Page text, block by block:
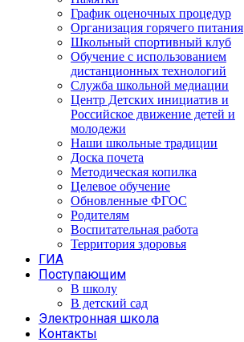
График оценочных процедур
Организация горячего питания
Школьный спортивный клуб
Обучение с использованием
дистанционных технологий
Служба школьной медиации
Центр Детских инициатив и
Российское движение детей и
молодежи
Наши школьные традиции
Доска почета
Методическая копилка
Целевое обучение
Обновленные ФГОС
Родителям
Воспитательная работа
Территория здоровья
ГИА
Поступающим
В школу
В детский сад
Электронная школа
Контакты